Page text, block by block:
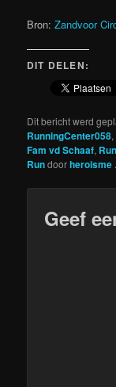
Bron:Zandvoor
DIT DELEN:
Dit bericht werd
RunningCenter058,
Fam vd Schaaf,
Rundoorheroisme
Geef